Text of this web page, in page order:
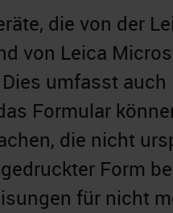
die von der
von Leica
umfasst auch
Formular
die nicht
Form
für nicht